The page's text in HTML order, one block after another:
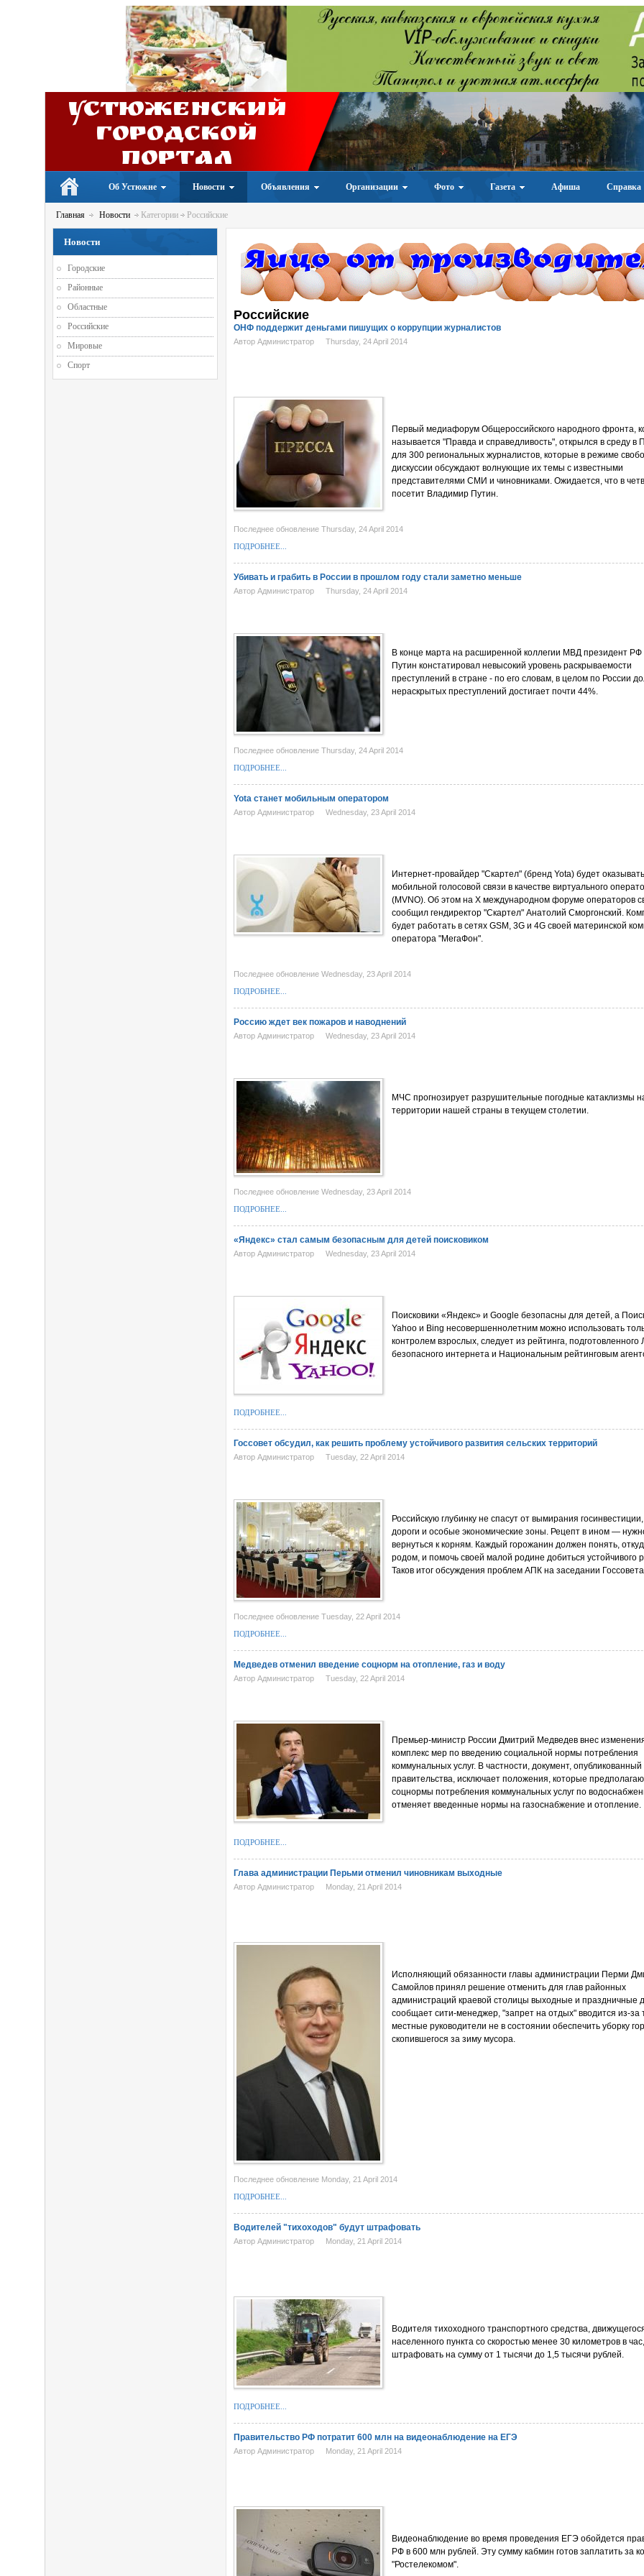
Устюженский
Городской
портал
Об Устюжне Новости Объявления Организации Фото Газета Афиша Справка
Главная Новости Категории Российские
Российские
ОНФ поддержит деньгами пишущих о коррупции журналистов
Автор Администратор Thursday, 24 April 2014
Первый медиафорум Общероссийского народного фронта,
называется "Правда и справедливость", открылся в среду в
для 300 региональных журналистов, которые в режиме
дискуссии обсуждают волнующие их темы с известными
представителями СМИ и чиновниками. Ожидается, что в
посетит Владимир Путин.
Последнее обновление Thursday, 24 April 2014
ПОДРОБНЕЕ...
Убивать и грабить в России в прошлом году стали заметно меньше
Автор Администратор Thursday, 24 April 2014
В конце марта на расширенной коллегии МВД президент
Путин констатировал невысокий уровень раскрываемости
преступлений в стране - по его словам, в целом по России
нераскрытых преступлений достигает почти 44%.
Последнее обновление Thursday, 24 April 2014
ПОДРОБНЕЕ...
Yota станет мобильным оператором
Автор Администратор Wednesday, 23 April 2014
Интернет-провайдер "Скартел" (бренд Yota) будет оказывать
мобильной голосовой связи в качестве виртуального
(MVNO). Об этом на X международном форуме операторов
сообщил гендиректор "Скартел" Анатолий Сморгонский.
будет работать в сетях GSM, 3G и 4G своей материнской
оператора "МегаФон".
Последнее обновление Wednesday, 23 April 2014
ПОДРОБНЕЕ...
Россию ждет век пожаров и наводнений
Автор Администратор Wednesday, 23 April 2014
МЧС прогнозирует разрушительные погодные катаклизмы
территории нашей страны в текущем столетии.
Последнее обновление Wednesday, 23 April 2014
ПОДРОБНЕЕ...
«Яндекс» стал самым безопасным для детей поисковиком
Автор Администратор Wednesday, 23 April 2014
Поисковики «Яндекс» и Google безопасны для детей, а
Yahoo и Bing несовершеннолетним можно использовать
контролем взрослых, следует из рейтинга, подготовленного
безопасного интернета и Национальным рейтинговым
ПОДРОБНЕЕ...
Госсовет обсудил, как решить проблему устойчивого развития сельских территорий
Автор Администратор Tuesday, 22 April 2014
Российскую глубинку не спасут от вымирания
дороги и особые экономические зоны. Рецепт в ином —
вернуться к корням. Каждый горожанин должен понять,
родом, и помочь своей малой родине добиться устойчивого
Таков итог обсуждения проблем АПК на заседании
Последнее обновление Tuesday, 22 April 2014
ПОДРОБНЕЕ...
Медведев отменил введение соцнорм на отопление, газ и воду
Автор Администратор Tuesday, 22 April 2014
Премьер-министр России Дмитрий Медведев внес
комплекс мер по введению социальной нормы потребления
коммунальных услуг. В частности, документ,
правительства, исключает положения, которые
соцнормы потребления коммунальных услуг по
отменяет введенные нормы на газоснабжение и отопление.
ПОДРОБНЕЕ...
Глава администрации Перьми отменил чиновникам выходные
Автор Администратор Monday, 21 April 2014
Исполняющий обязанности главы администрации Перми
Самойлов принял решение отменить для глав районных
администраций краевой столицы выходные и праздничные
сообщает сити-менеджер, "запрет на отдых" вводится из-за
местные руководители не в состоянии обеспечить уборку
скопившегося за зиму мусора.
Последнее обновление Monday, 21 April 2014
ПОДРОБНЕЕ...
Водителей "тихоходов" будут штрафовать
Автор Администратор Monday, 21 April 2014
Водителя тихоходного транспортного средства,
населенного пункта со скоростью менее 30 километров в
штрафовать на сумму от 1 тысячи до 1,5 тысячи рублей.
ПОДРОБНЕЕ...
Правительство РФ потратит 600 млн на видеонаблюдение на ЕГЭ
Автор Администратор Monday, 21 April 2014
Видеонаблюдение во время проведения ЕГЭ обойдется
РФ в 600 млн рублей. Эту сумму кабмин готов заплатить за
"Ростелекомом".
Новости
Городские
Районные
Областные
Российские
Мировые
Спорт